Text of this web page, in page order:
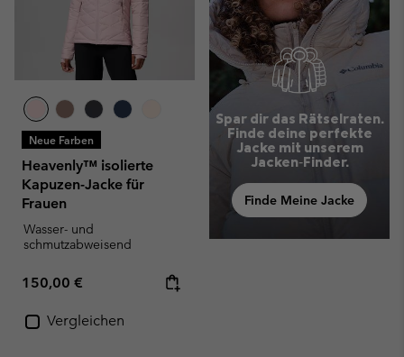
Neue Farben
Heavenly™ isolierte
Kapuzen-Jacke für
Frauen
Wasser- und
schmutzabweisend
Regular price:
150,00 €
Vergleichen
Spar dir das Rätselraten.
Finde deine perfekte
Jacke mit unserem
Jacken‑Finder.
Finde Meine Jacke